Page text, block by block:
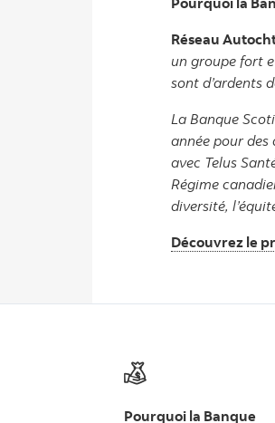
Réseau
un groupe fort
sont d’ardents
La Banque
année pour
avec Telus
Régime
diversité,
Découvrez le
Pourquoi la Banque